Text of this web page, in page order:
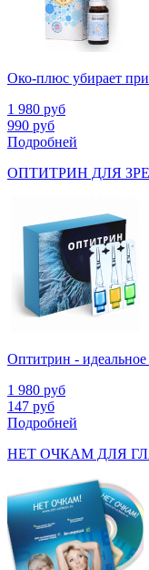
Око-плюс убирает
1 980 руб
990 руб
Подробней
ОПТИТРИН ДЛЯ
Оптитрин - идеальное
1 980 руб
147 руб
Подробней
НЕТ ОЧКАМ ДЛЯ